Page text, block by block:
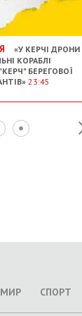
«У КЕРЧІ ДРОНИ
КОРАБЛІ
БЕРЕГОВОЇ
23:45
МИР СПОРТ